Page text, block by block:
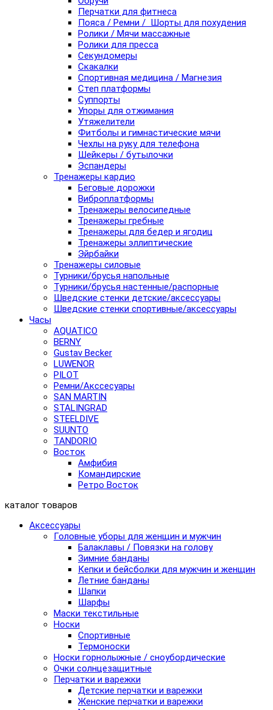
Перчатки для фитнеса
Пояса / Ремни / Шорты для похудения
Ролики / Мячи массажные
Ролики для пресса
Секундомеры
Скакалки
Спортивная медицина / Магнезия
Степ платформы
Суппорты
Упоры для отжимания
Утяжелители
Фитболы и гимнастические мячи
Чехлы на руку для телефона
Шейкеры / бутылочки
Эспандеры
Тренажеры кардио
Беговые дорожки
Виброплатформы
Тренажеры велосипедные
Тренажеры гребные
Тренажеры для бедер и ягодиц
Тренажеры эллиптические
Эйрбайки
Тренажеры силовые
Турники/брусья напольные
Турники/брусья настенные/распорные
Шведские стенки детские/аксессуары
Шведские стенки спортивные/аксессуары
Часы
AQUATICO
BERNY
Gustav Becker
LUWENOR
PILOT
Pемни/Акссесуары
SAN MARTIN
STALINGRAD
STEELDIVE
SUUNTO
TANDORIO
Восток
Амфибия
Командирские
Ретро Восток
каталог товаров
Аксессуары
Головные уборы для женщин и мужчин
Балаклавы / Повязки на голову
Зимние банданы
Кепки и бейсболки для мужчин и женщин
Летние банданы
Шапки
Шарфы
Маски текстильные
Носки
Спортивные
Термоноски
Носки горнолыжные / сноубордические
Очки солнцезащитные
Перчатки и варежки
Детские перчатки и варежки
Женские перчатки и варежки